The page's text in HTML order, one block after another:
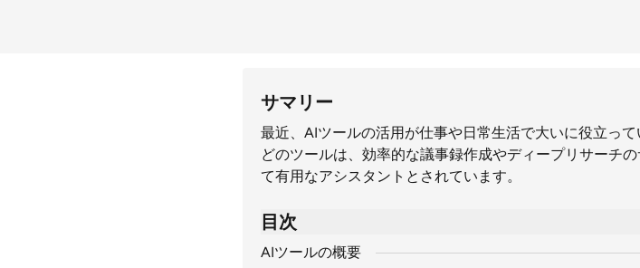
サマリー
最近、AIツールの活用が仕事や日常生活で大いに役立っ
どのツールは、効率的な議事録作成やディープリサーチ
て有用なアシスタントとされています。
目次
AIツールの概要